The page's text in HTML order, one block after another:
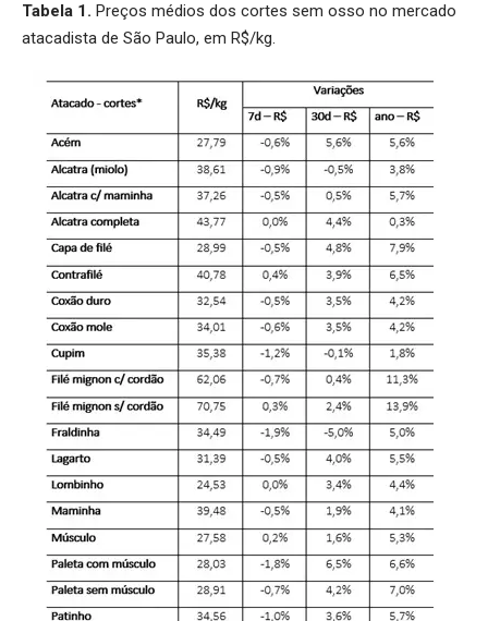
Tabela 1. Preços médios dos cortes sem osso no mercado
atacadista de São Paulo, em R$/kg.